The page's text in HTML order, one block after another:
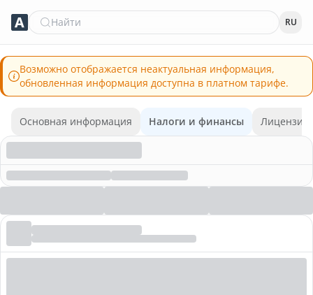
Найти RU
Возможно отображается неактуальная информация,
обновленная информация доступна в платном тарифе.
Основная информация Налоги и финансы Лицензии